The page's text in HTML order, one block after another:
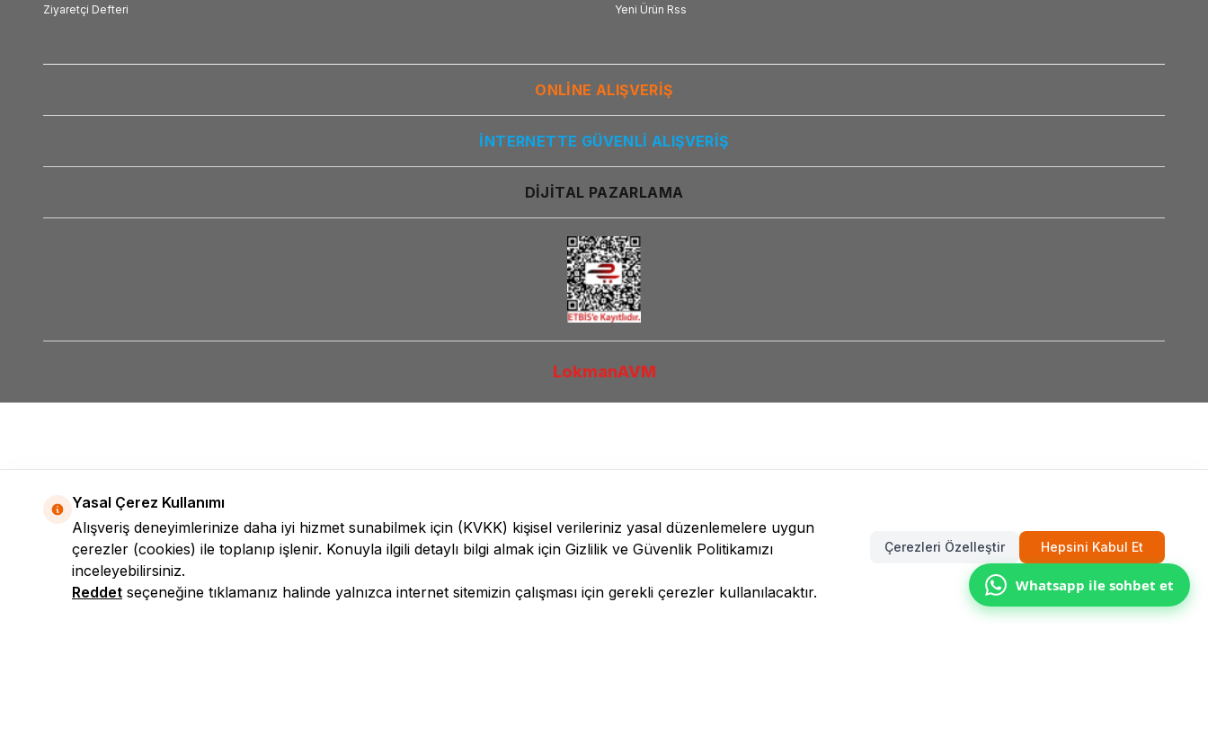
Whatsapp ile sohbet et
Ziyaretçi Defteri
Yeni Ürün Rss
ONLİNE ALIŞVERİŞ
İNTERNETTE GÜVENLİ ALIŞVERİŞ
DİJİTAL PAZARLAMA
LokmanAVM
Yasal Çerez Kullanımı
Alışveriş deneyimlerinize daha iyi hizmet sunabilmek için (KVKK) kişisel verileriniz yasal düzenlemelere uygun
çerezler (cookies) ile toplanıp işlenir. Konuyla ilgili detaylı bilgi almak için Gizlilik ve Güvenlik Politikamızı
inceleyebilirsiniz.
Reddet seçeneğine tıklamanız halinde yalnızca internet sitemizin çalışması için gerekli çerezler kullanılacaktır.
Çerezleri Özelleştir Hepsini Kabul Et